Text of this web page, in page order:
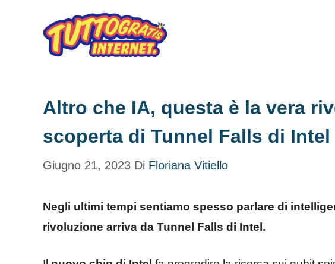
contenuto
Altro che IA, questa è la vera
scoperta di Tunnel Falls di Intel
Giugno 21, 2023 Di Floriana Vitiello
Negli ultimi tempi sentiamo spesso parlare di
rivoluzione arriva da Tunnel Falls di Intel.